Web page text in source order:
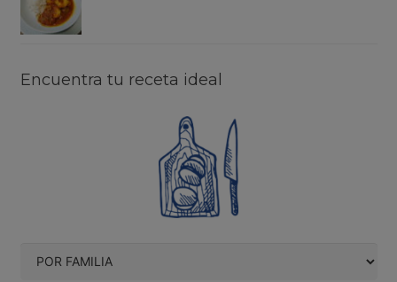
Encuentra tu receta ideal